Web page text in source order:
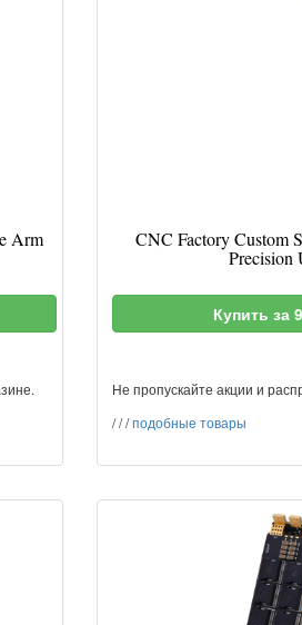
Arm
CNC Factory Custom
Precision
Купить за
Не пропускайте акции и
///подобные товары